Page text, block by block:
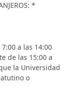
*
a las 14:00
de las 15:00 a
la Universidad
o